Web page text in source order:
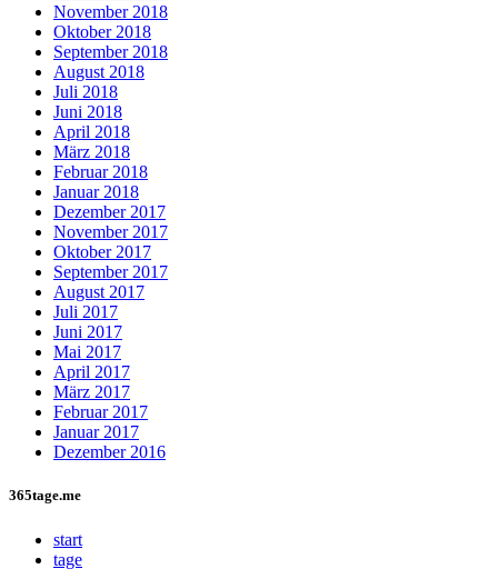
November 2018
Oktober 2018
September 2018
August 2018
Juli 2018
Juni 2018
April 2018
März 2018
Februar 2018
Januar 2018
Dezember 2017
November 2017
Oktober 2017
September 2017
August 2017
Juli 2017
Juni 2017
Mai 2017
April 2017
März 2017
Februar 2017
Januar 2017
Dezember 2016
365tage.me
start
tage